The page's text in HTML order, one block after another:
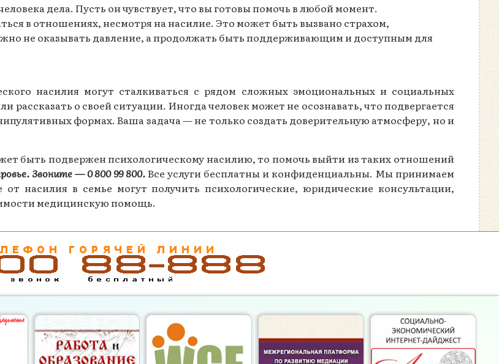
дела. Пусть он чувствует, что вы готовы помочь в любой момент.
в отношениях, несмотря на насилие. Это может быть вызвано страхом,
не оказывать давление, а продолжать быть поддерживающим и доступным для
насилия могут сталкиваться с рядом сложных эмоциональных и социальных
о своей ситуации. Иногда человек может не осознавать, что подвергается
формах. Ваша задача — не только создать доверительную атмосферу, но и
быть подвержен психологическому насилию, то помочь выйти из таких отношений
Звоните — 0 800 99 800.Все услуги бесплатны и конфиденциальны. Мы принимаем
насилия в семье могут получить психологические, юридические консультации,
медицинскую помощь.